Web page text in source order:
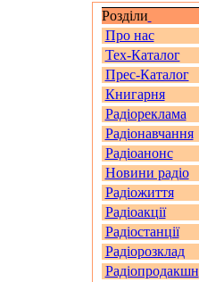
Розділи
Про нас
Тех-Каталог
Прес-Каталог
Книгарня
Радіореклама
Радіонавчання
Радіоанонс
Новини радіо
Радіожиття
Радіоакції
Радіостанції
Радіорозклад
Радіопродакшн